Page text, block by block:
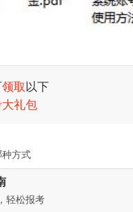
领取 以下
礼包
种方式
轻松报考